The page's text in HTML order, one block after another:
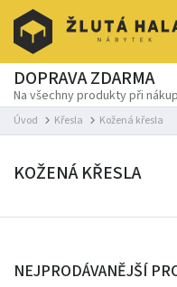
DOPRAVA ZDARMA
Na všechny produkty při
Úvod Křesla Kožená křesla
KOŽENÁ KŘESLA
NEJPRODÁVANĚJŠÍ